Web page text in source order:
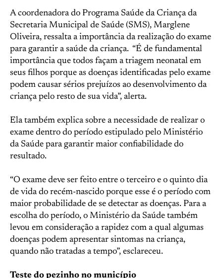
A coordenadora do Programa Saúde da Criança da
Secretaria Municipal de Saúde (SMS), Marglene
Oliveira, ressalta a importância da realização do exame
para garantir a saúde da criança. “É de fundamental
importância que todos façam a triagem neonatal em
seus filhos porque as doenças identificadas pelo exame
podem causar sérios prejuízos ao desenvolvimento da
criança pelo resto de sua vida”, alerta.
Ela também explica sobre a necessidade de realizar o
exame dentro do período estipulado pelo Ministério
da Saúde para garantir maior confiabilidade do
resultado.
“O exame deve ser feito entre o terceiro e o quinto dia
de vida do recém-nascido porque esse é o período com
maior probabilidade de se detectar as doenças. Para a
escolha do período, o Ministério da Saúde também
levou em consideração a rapidez com a qual algumas
doenças podem apresentar sintomas na criança,
quando não tratadas a tempo”, esclareceu.
Teste do pezinho no município